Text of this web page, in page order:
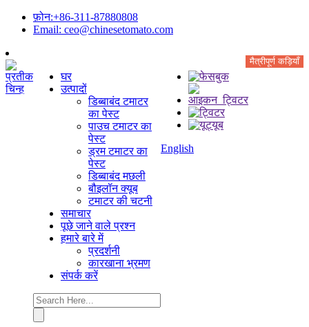
फ़ोन:+86-311-87880808
Email: ceo@chinesetomato.com
मैत्रीपूर्ण कड़ियाँ
घर
उत्पादों
डिब्बाबंद टमाटर
का पेस्ट
पाउच टमाटर का
पेस्ट
ड्रम टमाटर का
पेस्ट
डिब्बाबंद मछली
बौइलॉन क्यूब
टमाटर की चटनी
समाचार
पूछे जाने वाले प्रश्न
हमारे बारे में
प्रदर्शनी
कारखाना भ्रमण
संपर्क करें
English